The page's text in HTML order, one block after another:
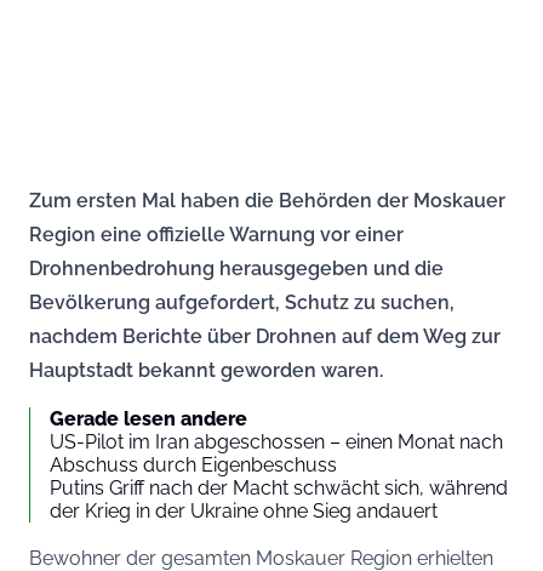
Zum ersten Mal haben die Behörden der Moskauer
Region eine offizielle Warnung vor einer
Drohnenbedrohung herausgegeben und die
Bevölkerung aufgefordert, Schutz zu suchen,
nachdem Berichte über Drohnen auf dem Weg zur
Hauptstadt bekannt geworden waren.
Gerade lesen andere
US-Pilot im Iran abgeschossen – einen Monat nach
Abschuss durch Eigenbeschuss
Putins Griff nach der Macht schwächt sich, während
der Krieg in der Ukraine ohne Sieg andauert
Bewohner der gesamten Moskauer Region erhielten